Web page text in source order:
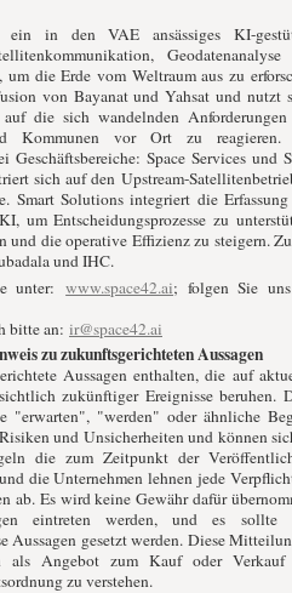
ein in den VAE ansässiges KI-
die Erde vom Weltraum aus zu
von Bayanat und Yahsat und nutzt
die sich wandelnden
Kommunen vor Ort zu reagieren.
Space Services und
sich auf den Upstream-
Smart Solutions integriert die
um Entscheidungsprozesse zu
und die operative Effizienz zu steigern.
und IHC.
unter:www.space42.ai; folgen Sie
bitte an: ir@space42.ai
zu zukunftsgerichteten Aussagen
Aussagen enthalten, die auf
zukünftiger Ereignisse beruhen.
"erwarten", "werden" oder ähnliche
und Unsicherheiten und können
die zum Zeitpunkt der
die Unternehmen lehnen jede
ab. Es wird keine Gewähr dafür
eintreten werden, und es sollte
Aussagen gesetzt werden. Diese
als Angebot zum Kauf oder
zu verstehen.